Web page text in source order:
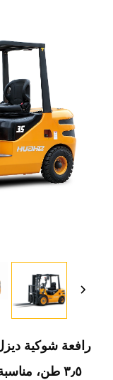
رافعة شوكية
٣٫٥ طن،